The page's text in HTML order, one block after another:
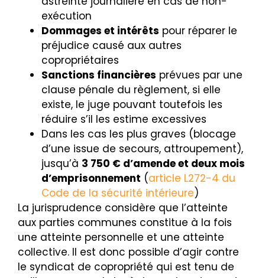
exécution
Dommages et intérêts pour réparer le
préjudice causé aux autres
copropriétaires
Sanctions financières prévues par une
clause pénale du règlement, si elle
existe, le juge pouvant toutefois les
réduire s’il les estime excessives
Dans les cas les plus graves (blocage
d’une issue de secours, attroupement),
jusqu’à 3 750 € d’amende et deux mois
d’emprisonnement (article L272-4 du
Code de la sécurité intérieure)
La jurisprudence considère que l’atteinte
aux parties communes constitue à la fois
une atteinte personnelle et une atteinte
collective. Il est donc possible d’agir contre
le syndicat de copropriété qui est tenu de